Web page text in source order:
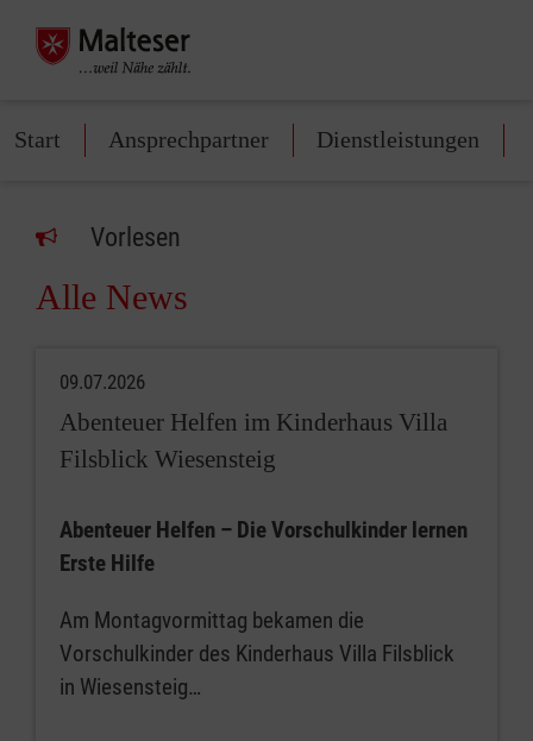
Start Ansprechpartner Dienstleistungen
Vorlesen
Alle News
09.07.2026
Abenteuer Helfen im Kinderhaus Villa
Filsblick Wiesensteig
Abenteuer Helfen – Die Vorschulkinder lernen
Erste Hilfe
Am Montagvormittag bekamen die
Vorschulkinder des Kinderhaus Villa Filsblick
in Wiesensteig…